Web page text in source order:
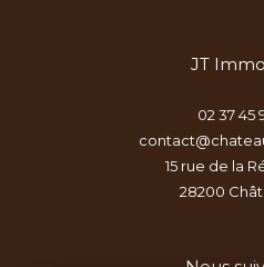
JT
02 37 45
15 rue de la
28200